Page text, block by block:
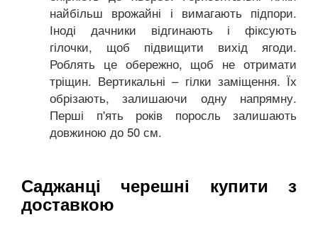
найбільш врожайні і вимагають підпори.
Іноді дачники відгинають і фіксують
гілочки, щоб підвищити вихід ягоди.
Роблять це обережно, щоб не отримати
тріщин. Вертикальні – гілки заміщення. Їх
обрізають, залишаючи одну напрямну.
Перші п'ять років поросль залишають
довжиною до 50 см.
Саджанці черешні купити з
доставкою